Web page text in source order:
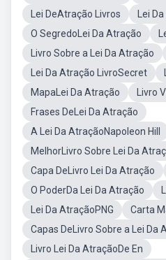
Lei DeAtração Livros
Lei
O SegredoLei Da Atração
Livro Sobre a Lei Da Atração
Lei Da Atração LivroSecret
MapaLei Da Atração
Livro
Frases DeLei Da Atração
A Lei Da AtraçãoNapoleon Hill
MelhorLivro Sobre Lei Da
Capa DeLivro Lei Da Atração
O PoderDa Lei Da Atração
Lei Da AtraçãoPNG
Carta
Capas DeLivro Sobre a Lei Da
Livro Lei Da AtraçãoDe En